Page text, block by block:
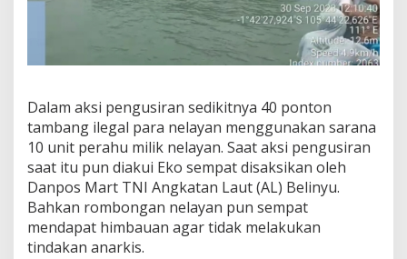
Dalam aksi pengusiran sedikitnya 40 ponton
tambang ilegal para nelayan menggunakan sarana
10 unit perahu milik nelayan. Saat aksi pengusiran
saat itu pun diakui Eko sempat disaksikan oleh
Danpos Mart TNI Angkatan Laut (AL) Belinyu.
Bahkan rombongan nelayan pun sempat
mendapat himbauan agar tidak melakukan
tindakan anarkis.